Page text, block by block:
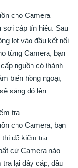
cho Camera
sợi cáp tín hiệu. Sau
lọt vào đầu kết nối
từng Camera, bạn
nguồn có thành
biến hồng ngoại,
sáng đỏ lên.
tra
cho Camera, bạn
thị để kiểm tra
cứ Camera nào
tra lại dây cáp, đầu